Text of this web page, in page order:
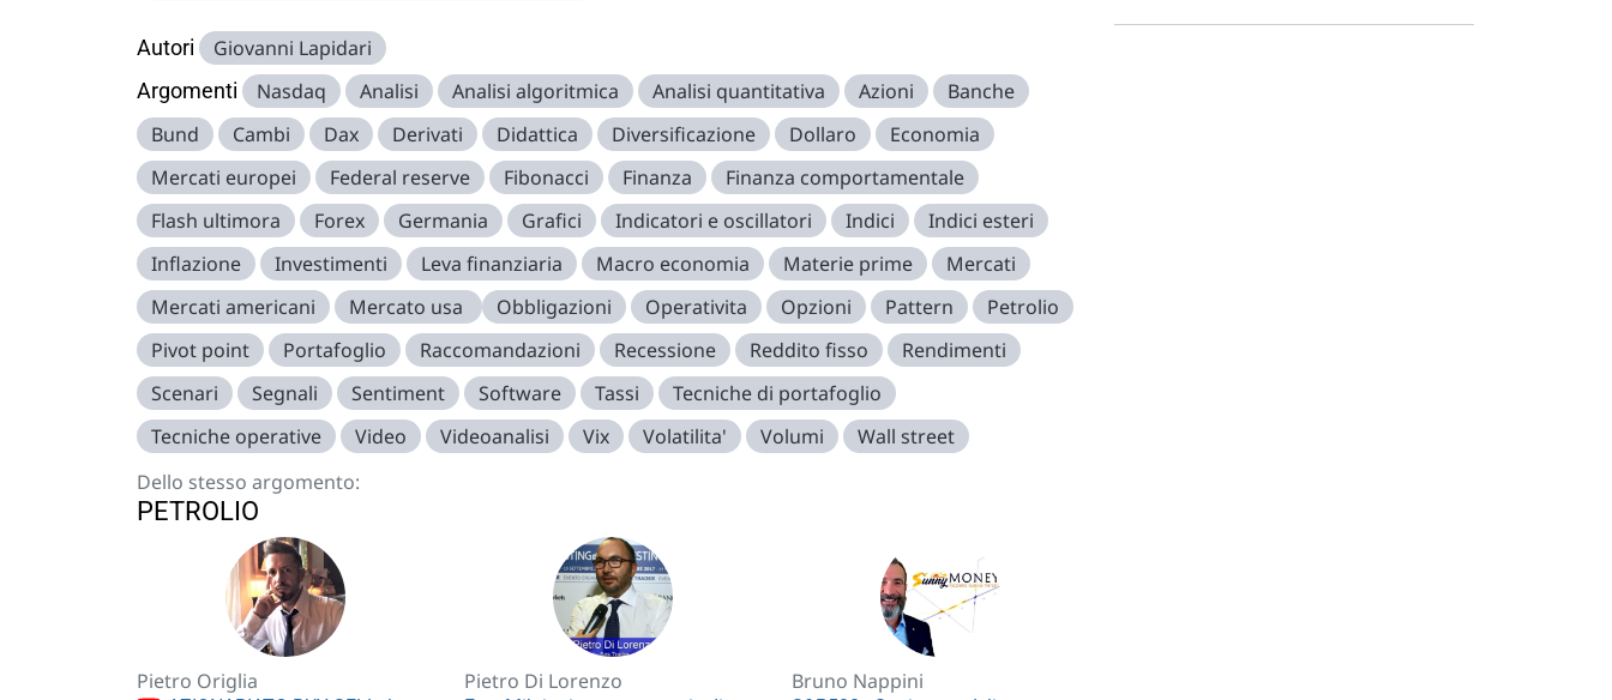
Autori Giovanni Lapidari
Argomenti Nasdaq Analisi Analisi algoritmica Analisi quantitativa Azioni
Banche
Bund
Cambi Dax Derivati Didattica Diversificazione Dollaro
Economia
Mercati europei
Federal reserve Fibonacci Finanza
Finanza comportamentale
Flash ultimora
Forex Germania Grafici Indicatori e oscillatori Indici
Indici esteri
Inflazione
Investimenti Leva finanziaria Macro economia Materie prime
Mercati
Mercati americani
Mercato usa Obbligazioni Operativita Opzioni Pattern
Petrolio
Pivot point
Portafoglio Raccomandazioni Recessione Reddito fisso
Rendimenti
Scenari
Segnali Sentiment Software Tassi
Tecniche di portafoglio
Tecniche operative
Video Videoanalisi Vix Volatilita' Volumi
Wall street
Dello stesso argomento:
PETROLIO
Pietro Origlia Pietro Di Lorenzo Bruno Nappini